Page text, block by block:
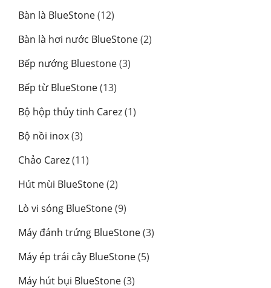
Bàn là BlueStone(12)
Bàn là hơi nước BlueStone(2)
Bếp nướng Bluestone(3)
Bếp từ BlueStone(13)
Bộ hộp thủy tinh Carez(1)
Bộ nồi inox(3)
Chảo Carez(11)
Hút mùi BlueStone(2)
Lò vi sóng BlueStone(9)
Máy đánh trứng BlueStone(3)
Máy ép trái cây BlueStone(5)
Máy hút bụi BlueStone(3)